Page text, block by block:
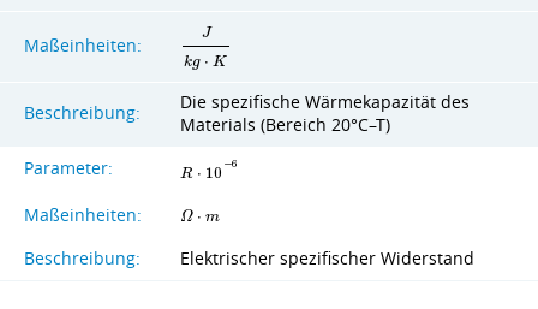
Maßeinheiten:
J
kg ⋅ K
Beschreibung:
Die spezifische Wärmekapazität des
Materials (Bereich 20°C–T)
Parameter: R ⋅ 10
−6
Maßeinheiten: Ω ⋅ m
Beschreibung: Elektrischer spezifischer Widerstand